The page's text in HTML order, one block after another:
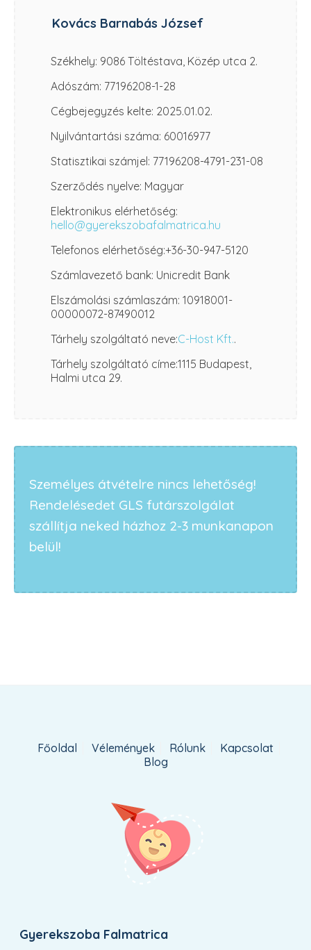
Kovács Barnabás József
Székhely: 9086 Töltéstava, Közép utca 2.
Adószám: 77196208-1-28
Cégbejegyzés kelte: 2025.01.02.
Nyilvántartási száma: 60016977
Statisztikai számjel: 77196208-4791-231-08
Szerződés nyelve: Magyar
Elektronikus elérhetőség:
hello@gyerekszobafalmatrica.hu
Telefonos elérhetőség:+36-30-947-5120
Számlavezető bank: Unicredit Bank
Elszámolási számlaszám: 10918001-
00000072-87490012
Tárhely szolgáltató neve:C-Host Kft..
Tárhely szolgáltató címe:1115 Budapest,
Halmi utca 29.
Személyes átvételre nincs lehetőség!
Rendelésedet GLS futárszolgálat
szállítja neked házhoz 2-3 munkanapon
belül!
Főoldal Vélemények Rólunk
Kapcsolat
Blog
Gyerekszoba Falmatrica